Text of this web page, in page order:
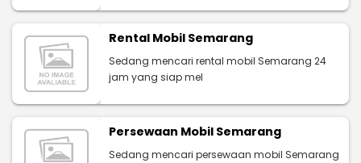
Rental Mobil Semarang
Sedang mencari rental mobil Semarang 24
jam yang siap mel
Persewaan Mobil Semarang
Sedang mencari persewaan mobil Semarang